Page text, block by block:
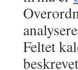
Feltet